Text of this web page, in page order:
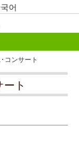
어
ンサート
ト